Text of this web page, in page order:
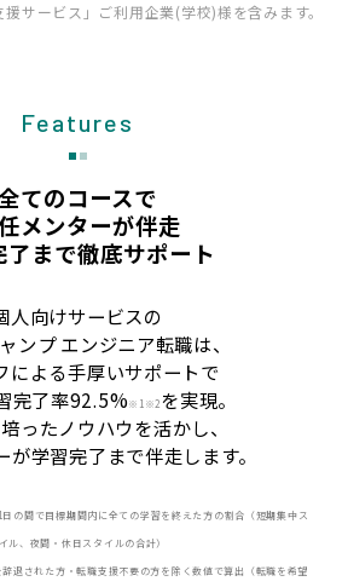
サービス」ご利用企業(学校)様を含みます。
Features
てのコースで
メンターが伴走
了まで徹底サポート
人向けサービスの
ンプ エンジニア転職は、
による手厚いサポートで
完了率92.5%※ 1※2を実現。
ったノウハウを活かし、
が学習完了まで伴走します。
の間で目標期間内に全ての学習を終えた方の割合（短期集中ス
ル、夜間・休日スタイルの合計）
退された方・転職支援不要の方を除く数値で算出（転職を希望